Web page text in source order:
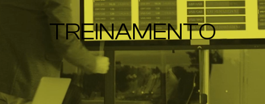
TREINAMENTO